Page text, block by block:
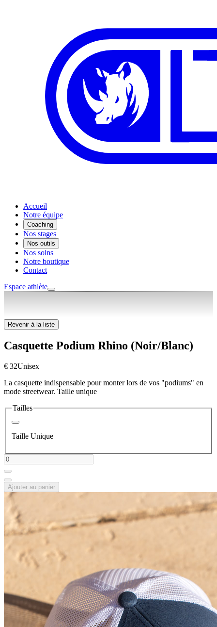
Accueil
Notre équipe
Coaching
Nos stages
Nos outils
Nos soins
Notre boutique
Contact
Espace athlète
Revenir à la liste
Casquette Podium Rhino (Noir/Blanc)
€ 32Unisex
La casquette indispensable pour monter lors de vos "podiums" en
mode streetwear. Taille unique
Tailles
Taille Unique
Ajouter au panier